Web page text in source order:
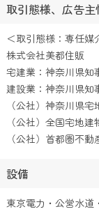
取引態様、広告
＜取引態様：専任媒
株式会社美都住販
宅建業：神奈川県知
建設業：神奈川県知
（公社）神奈川県
（公社）全国宅地
（公社）首都圏不
設備
東京電力・公営水道